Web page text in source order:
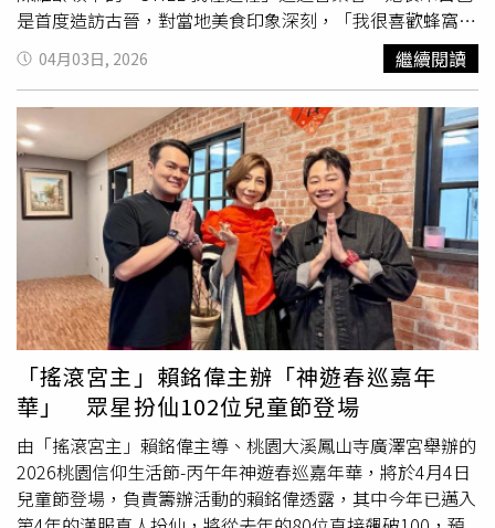
是首度造訪古晉，對當地美食印象深刻，「我很喜歡蜂窩糕
跟娘惹糕，真的很好吃」，在緊湊行程中也難得放鬆心情。
談到近期以《陽光女子合唱團》創下亮眼票房成績，小薰則
顯得相當淡然，「票房這件事其實不是我可以控制的，演員
就是把自己的角色演好」，坦言當初接演時並未預期會有如
此成績，「即便我只是很小的角色，對我來說也很幸運」，
不過也明顯感受到知名度提升，她說：「前陣子去濟州島
玩，本來以為沒人認識我，結果逛街、吃飯都被認出來，想
說完了，以後出門都要打扮一下。」被問是否與男友鄭人碩
一起出遊？她笑說兩人個性差異極大，「我不想跟他出去
玩，他根本不懂放鬆，是工作狂，平常都在家洗衣、煮飯、
打掃」，更爆料男友最愛逛的地方是菜市場，「家裡煮飯、
洗衣等事情都是他做，我就負責吃就好」。被問到婚事進
度，小薰首度鬆口：「殺豬都殺完了。」她解釋這是原住民
的重要儀式，也象徵關係進入下一階段，不過她也坦言對婚
禮其實有些害怕，「結婚是兩個家族的事，要顧很多細節，
而且我演藝圈朋友很多，很怕被灌醉。」至於是否「先有後
婚」，她則坦言困難度高，「演藝圈作息不正常，我又手腳
冰冷，很擔心不好懷孕」，37歲的她也說目前也沒有凍卵計
04月03日, 2026 繼續閱讀
「搖滾宮主」賴銘偉主辦「神遊春巡嘉年
華」 眾星扮仙102位兒童節登場
由「搖滾宮主」賴銘偉主導、桃園大溪鳳山寺廣澤宮舉辦的
2026桃園信仰生活節-丙午年神遊春巡嘉年華，將於4月4日
兒童節登場，負責籌辦活動的賴銘偉透露，其中今年已邁入